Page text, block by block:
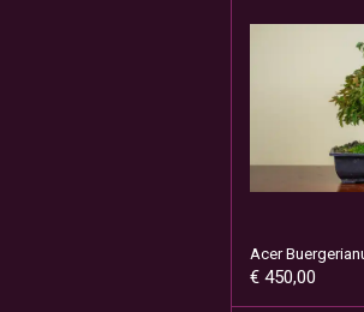
Acer
€ 450,00